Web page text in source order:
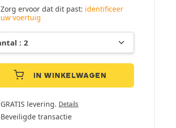
Zorg ervoor dat dit past: identificeer
uw voertuig
IN WINKELWAGEN
GRATIS levering. Details
Beveiligde transactie